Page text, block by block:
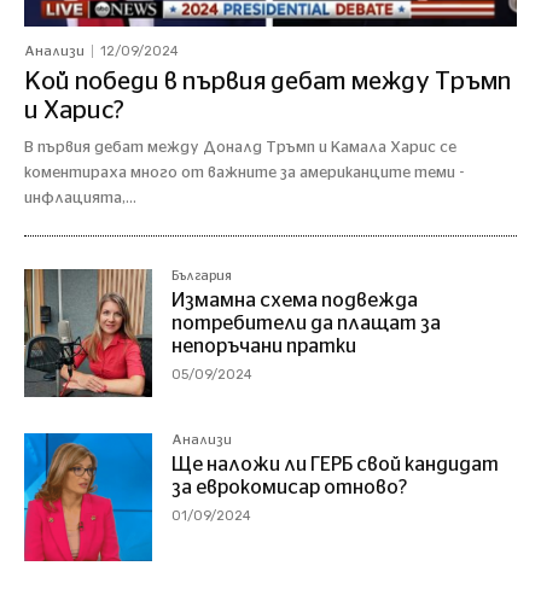
Анализи 12/09/2024
Кой победи в първия дебат между Тръмп
и Харис?
В първия дебат между Доналд Тръмп и Камала Харис се
коментираха много от важните за американците теми -
инфлацията,...
България
Измамна схема подвежда
потребители да плащат за
непоръчани пратки
05/09/2024
Анализи
Ще наложи ли ГЕРБ свой кандидат
за еврокомисар отново?
01/09/2024